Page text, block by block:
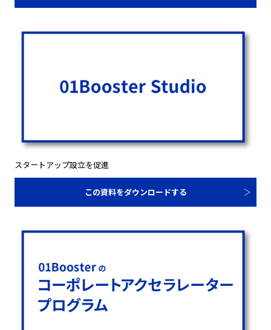
スタートアップ設立を促進
この資料をダウンロードする